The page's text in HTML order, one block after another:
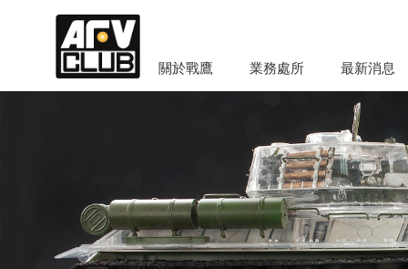
關於戰鷹 業務處所 最新消息